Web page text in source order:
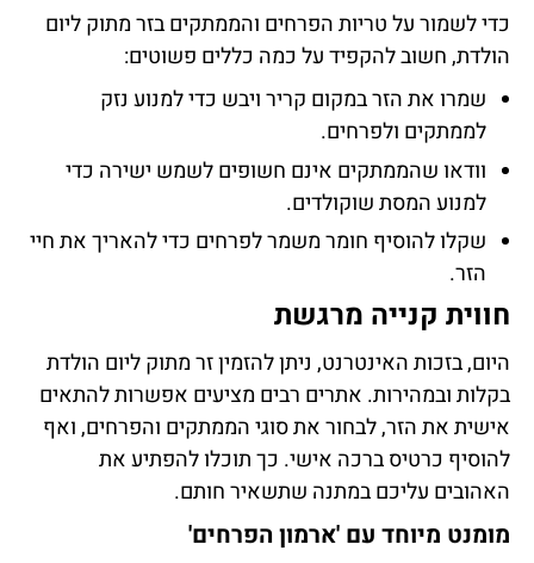
כדי לשמור על טריות הפרחים והממתקים בזר מתוק ליום
הולדת, חשוב להקפיד על כמה כללים פשוטים:
שמרו את הזר במקום קריר ויבש כדי למנוע נזק
לממתקים ולפרחים.
וודאו שהממתקים אינם חשופים לשמש ישירה כדי
למנוע המסת שוקולדים.
שקלו להוסיף חומר משמר לפרחים כדי להאריך את חיי
הזר.
חווית קנייה מרגשת
היום, בזכות האינטרנט, ניתן להזמין זר מתוק ליום הולדת
בקלות ובמהירות. אתרים רבים מציעים אפשרות להתאים
אישית את הזר, לבחור את סוגי הממתקים והפרחים, ואף
להוסיף כרטיס ברכה אישי. כך תוכלו להפתיע את
האהובים עליכם במתנה שתשאיר חותם.
מומנט מיוחד עם 'ארמון הפרחים'